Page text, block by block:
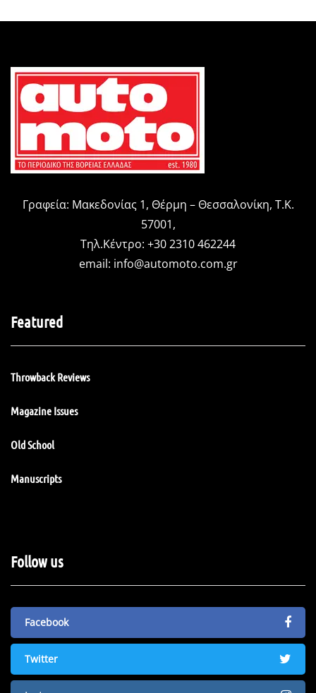
Γραφεία: Μακεδονίας 1, Θέρμη – Θεσσαλονίκη, Τ.Κ.
57001,
Τηλ.Κέντρο: +30 2310 462244
email: info@automoto.com.gr
Featured
Throwback Reviews
Magazine Issues
Old School
Manuscripts
Follow us
Facebook
Twitter